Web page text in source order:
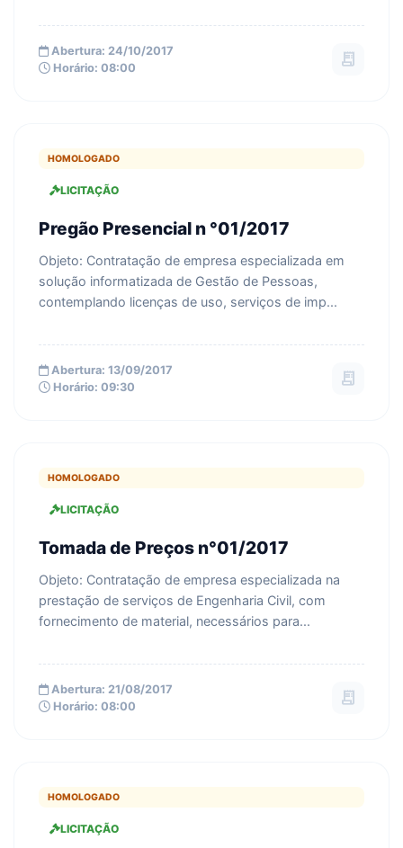
Abertura: 24/10/2017
Horário: 08:00
receipt_long
HOMOLOGADO
LICITAÇÃO
Pregão Presencial n °01/2017
Objeto: Contratação de empresa especializada em
solução informatizada de Gestão de Pessoas,
contemplando licenças de uso, serviços de imp...
Abertura: 13/09/2017
Horário: 09:30
receipt_long
HOMOLOGADO
LICITAÇÃO
Tomada de Preços n°01/2017
Objeto: Contratação de empresa especializada na
prestação de serviços de Engenharia Civil, com
fornecimento de material, necessários para...
Abertura: 21/08/2017
Horário: 08:00
receipt_long
HOMOLOGADO
LICITAÇÃO